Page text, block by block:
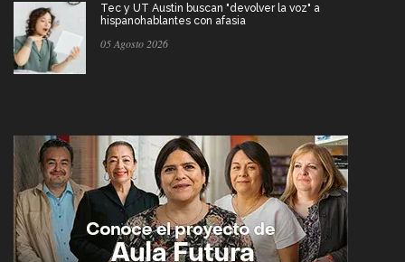
Tec y UT Austin buscan "devolver la voz" a
hispanohablantes con afasia
05 Agosto 2026